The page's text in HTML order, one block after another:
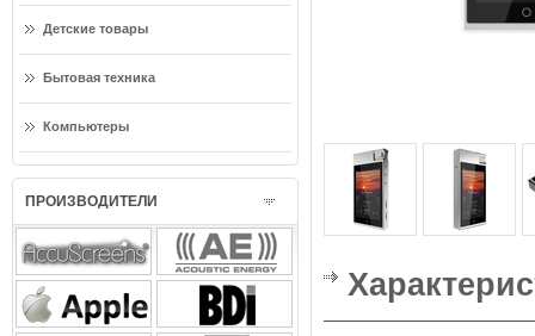
Детские товары
Бытовая техника
Компьютеры
ПРОИЗВОДИТЕЛИ